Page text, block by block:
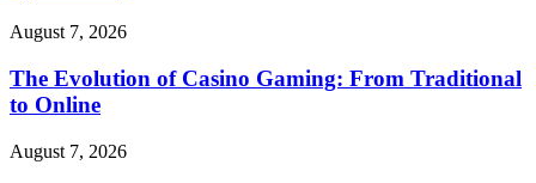
August 7, 2026
The Evolution of Casino Gaming: From Traditional
to Online
August 7, 2026